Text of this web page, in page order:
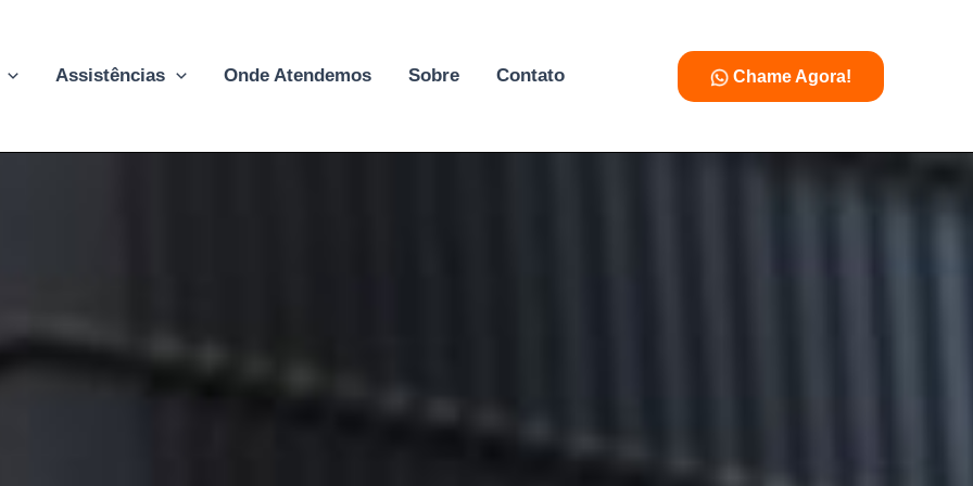
Assistências Onde Atendemos Sobre Contato Chame Agora!